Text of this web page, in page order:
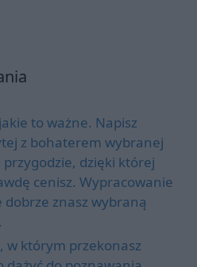
to ważne. Napisz
z bohaterem wybranej
dzięki której
cenisz. Wypracowanie
znasz wybraną
w którym przekonasz